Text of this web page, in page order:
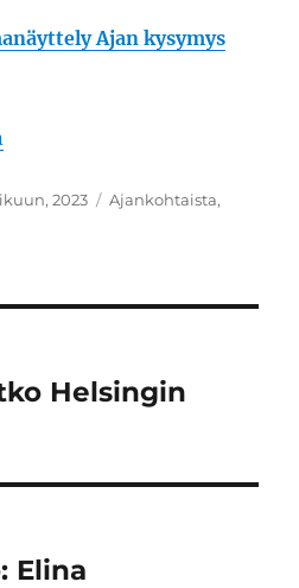
Ajan kysymys
2023 Kategoriat
Ajankohtaista,
Helsingin
Elina